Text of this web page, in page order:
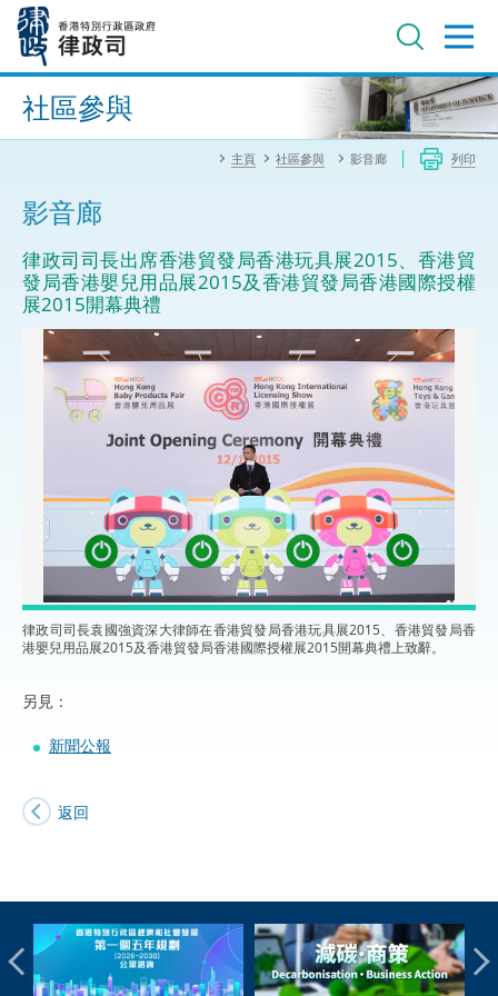
內
進階搜尋
社區參與
主頁 社區參與 影音廊 列印
影音廊
律政司司長出席香港貿發局香港玩具展2015、香港貿
發局香港嬰兒用品展2015及香港貿發局香港國際授權
展2015開幕典禮
律政司司長袁國強資深大律師在香港貿發局香港玩具展2015、香港貿發局香
港嬰兒用品展2015及香港貿發局香港國際授權展2015開幕典禮上致辭。
另見：
新聞公報
返回